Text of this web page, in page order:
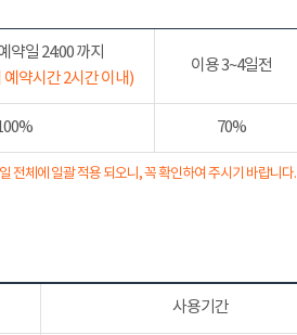
약일 24:00 까지
약시간 2시간 이내)
이용 3~4일전
70%
전체에 일괄 적용 되오니, 꼭 확인하여 주시기 바랍니다.
사용기간